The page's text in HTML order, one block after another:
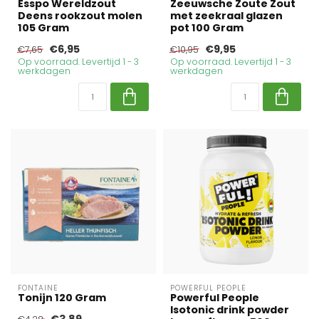
Esspo Wereldzout
Deens rookzout molen
105 Gram
€7,65 €6,95
Op voorraad. Levertijd 1 - 3
werkdagen
Zeeuwsche Zoute Zout
met zeekraal glazen
pot 100 Gram
€10,95 €9,95
Op voorraad. Levertijd 1 - 3
werkdagen
FONTAINE
Tonijn 120 Gram
POWERFUL PEOPLE
Powerful People
Isotonic drink powder